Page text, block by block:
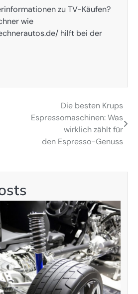
zu TV-Käufen?
wie
hilft bei der
Die besten Krups
Espressomaschinen: Was
wirklich zählt für
den Espresso-Genuss